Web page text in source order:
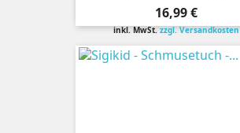
Preis
16,99 €
inkl. MwSt.zzgl. Versandkosten